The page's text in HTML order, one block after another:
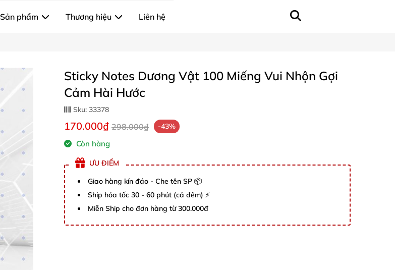
Sản phẩm Thương hiệu Liên hệ
Sticky Notes Dương Vật 100 Miếng Vui Nhộn Gợi
Cảm Hài Hước
Sku: 33378
170.000₫ 298.000₫ -43%
Còn hàng
ƯU ĐIỂM
Giao hàng kín đáo - Che tên SP 📦
Ship hỏa tốc 30 - 60 phút (cả đêm) ⚡
Miễn Ship cho đơn hàng từ 300.000đ